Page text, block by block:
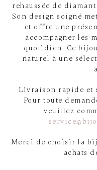
rehaussée de
Son design soigné
et offre une
accompagner les
quotidien. Ce
naturel à une
Livraison rapide et
Pour toute
veuillez
Merci de choisir la
achats